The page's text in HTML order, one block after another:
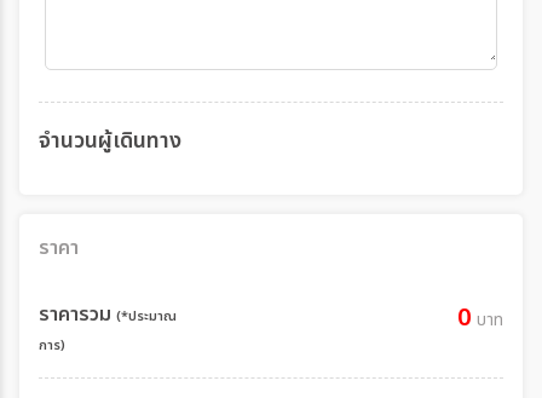
จำนวนผู้เดินทาง
ราคา
ราคารวม (*ประมาณ
การ)
0 บาท